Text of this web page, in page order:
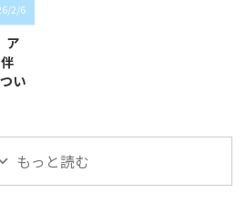
丁寧
が
集
１
2/6
ア
い
もっと読む